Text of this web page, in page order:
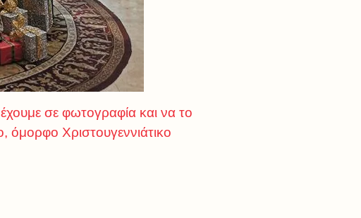
σε φωτογραφία και να το
όμορφο Χριστουγεννιάτικο